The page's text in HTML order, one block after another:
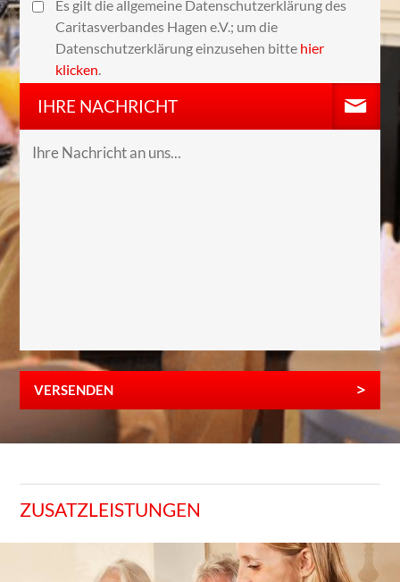
Es gilt die allgemeine Datenschutzerklärung des
Caritasverbandes Hagen e.V.; um die
Datenschutzerklärung einzusehen bitte hier
klicken.
IHRE NACHRICHT
VERSENDEN
ZUSATZLEISTUNGEN